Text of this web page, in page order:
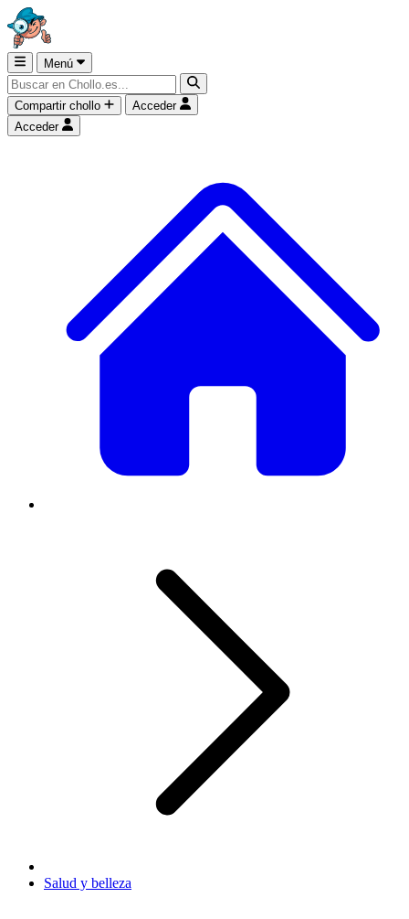
Menú
Compartir chollo
Acceder
Acceder
Salud y belleza